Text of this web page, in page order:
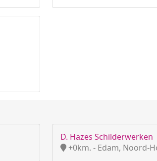
D. Hazes Schilderwerken
+0km. - Edam, Noord-